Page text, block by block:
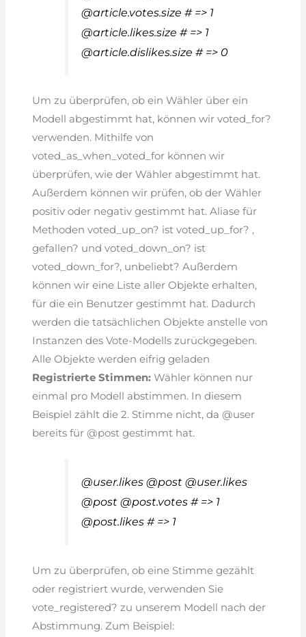
@article.votes.size # => 1
@article.likes.size # => 1
@article.dislikes.size # => 0
Um zu überprüfen, ob ein Wähler über ein
Modell abgestimmt hat, können wir voted_for?
verwenden. Mithilfe von
voted_as_when_voted_for können wir
überprüfen, wie der Wähler abgestimmt hat.
Außerdem können wir prüfen, ob der Wähler
positiv oder negativ gestimmt hat. Aliase für
Methoden voted_up_on? ist voted_up_for? ,
gefallen? und voted_down_on? ist
voted_down_for?, unbeliebt? Außerdem
können wir eine Liste aller Objekte erhalten,
für die ein Benutzer gestimmt hat. Dadurch
werden die tatsächlichen Objekte anstelle von
Instanzen des Vote-Modells zurückgegeben.
Alle Objekte werden eifrig geladen
Registrierte Stimmen: Wähler können nur
einmal pro Modell abstimmen. In diesem
Beispiel zählt die 2. Stimme nicht, da @user
bereits für @post gestimmt hat.
@user.likes @post @user.likes
@post @post.votes # => 1
@post.likes # => 1
Um zu überprüfen, ob eine Stimme gezählt
oder registriert wurde, verwenden Sie
vote_registered? zu unserem Modell nach der
Abstimmung. Zum Beispiel: